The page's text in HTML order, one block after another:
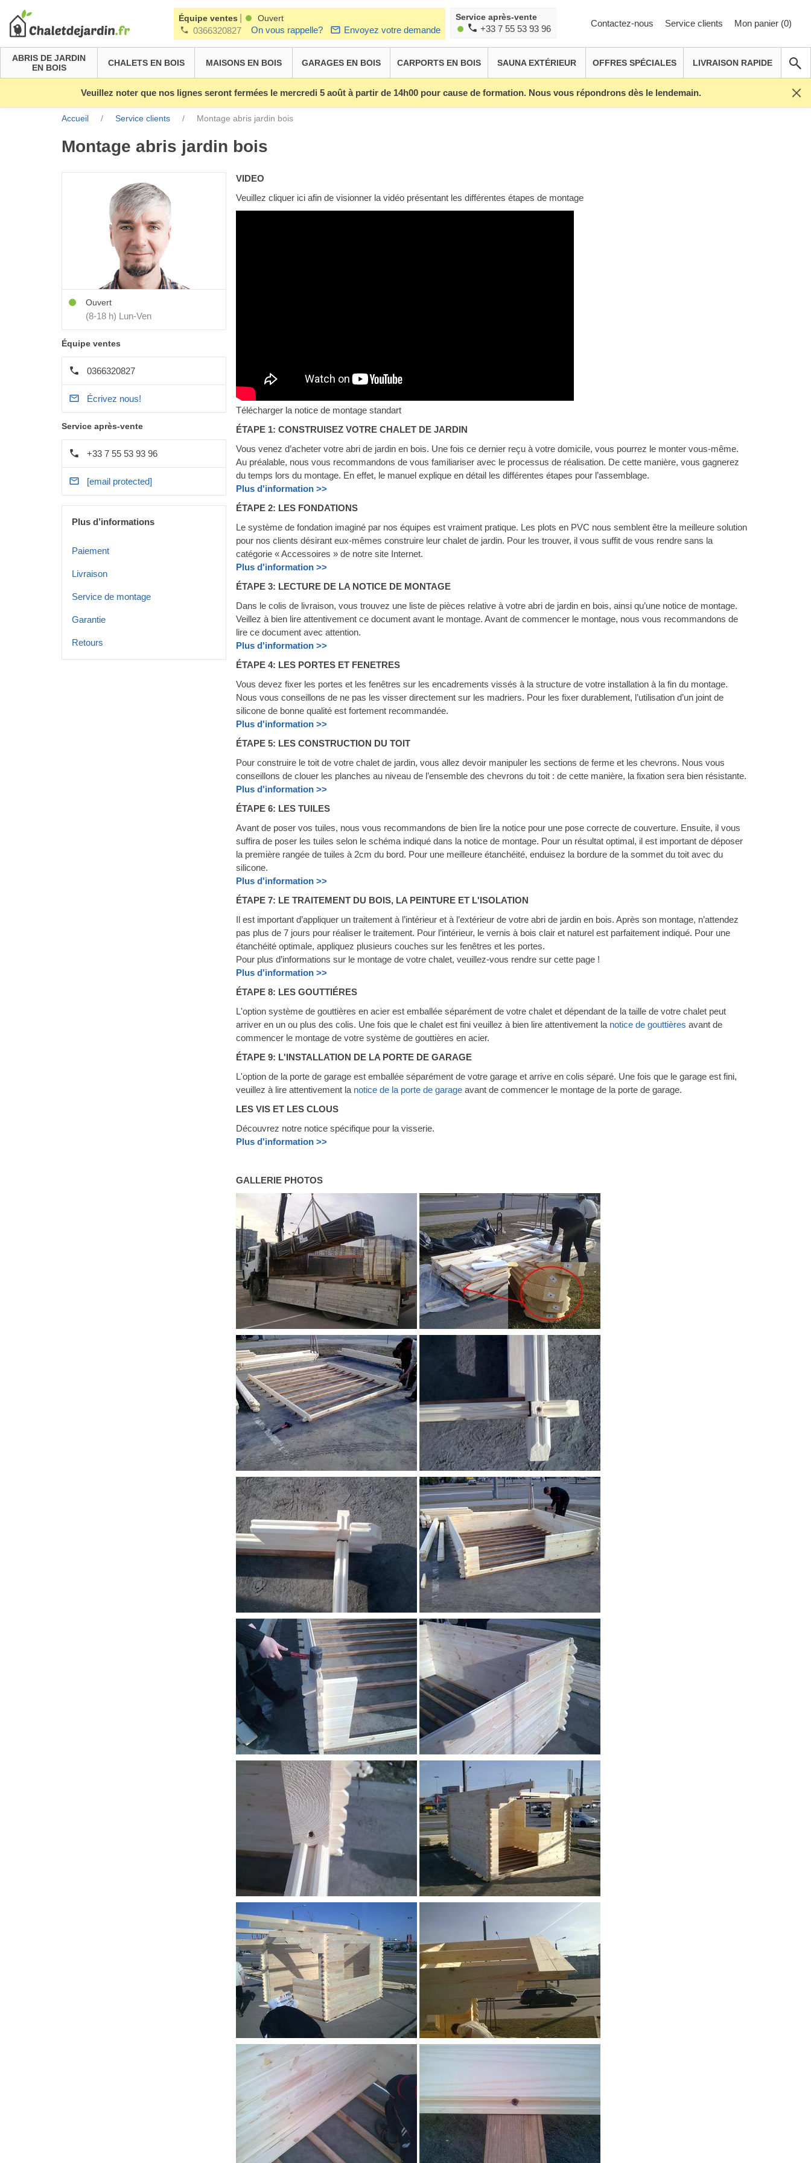
Équipe ventes Ouvert
0366320827 On vous rappelle? Envoyez votre demande
Service après-vente
+33 7 55 53 93 96
Contactez-nous Service clients Mon panier (0)
ABRIS DE JARDIN
EN BOIS
CHALETS EN BOIS MAISONS EN BOIS GARAGES EN BOIS CARPORTS EN BOIS SAUNA EXTÉRIEUR OFFRES SPÉCIALES LIVRAISON RAPIDE
Veuillez noter que nos lignes seront fermées le mercredi 5 août à partir de 14h00 pour cause de formation. Nous vous répondrons dès le lendemain.
Accueil / Service clients / Montage abris jardin bois
Montage abris jardin bois
Ouvert
(8-18 h) Lun-Ven
Équipe ventes
0366320827
Écrivez nous!
Service après-vente
+33 7 55 53 93 96
[email protected]
Plus d’informations
Paiement
Livraison
Service de montage
Garantie
Retours
VIDEO
Veuillez cliquer ici afin de visionner la vidéo présentant les différentes étapes de montage
Télécharger la notice de montage standart
ÉTAPE 1: CONSTRUISEZ VOTRE CHALET DE JARDIN
Vous venez d’acheter votre abri de jardin en bois. Une fois ce dernier reçu à votre domicile, vous pourrez le monter vous-même.
Au préalable, nous vous recommandons de vous familiariser avec le processus de réalisation. De cette manière, vous gagnerez
du temps lors du montage. En effet, le manuel explique en détail les différentes étapes pour l’assemblage.
Plus d'information >>
ÉTAPE 2: LES FONDATIONS
Le système de fondation imaginé par nos équipes est vraiment pratique. Les plots en PVC nous semblent être la meilleure solution
pour nos clients désirant eux-mêmes construire leur chalet de jardin. Pour les trouver, il vous suffit de vous rendre sans la
catégorie « Accessoires » de notre site Internet.
Plus d'information >>
ÉTAPE 3: LECTURE DE LA NOTICE DE MONTAGE
Dans le colis de livraison, vous trouvez une liste de pièces relative à votre abri de jardin en bois, ainsi qu’une notice de montage.
Veillez à bien lire attentivement ce document avant le montage. Avant de commencer le montage, nous vous recommandons de
lire ce document avec attention.
Plus d'information >>
ÉTAPE 4: LES PORTES ET FENETRES
Vous devez fixer les portes et les fenêtres sur les encadrements vissés à la structure de votre installation à la fin du montage.
Nous vous conseillons de ne pas les visser directement sur les madriers. Pour les fixer durablement, l’utilisation d’un joint de
silicone de bonne qualité est fortement recommandée.
Plus d'information >>
ÉTAPE 5: LES CONSTRUCTION DU TOIT
Pour construire le toit de votre chalet de jardin, vous allez devoir manipuler les sections de ferme et les chevrons. Nous vous
conseillons de clouer les planches au niveau de l’ensemble des chevrons du toit : de cette manière, la fixation sera bien résistante.
Plus d'information >>
ÉTAPE 6: LES TUILES
Avant de poser vos tuiles, nous vous recommandons de bien lire la notice pour une pose correcte de couverture. Ensuite, il vous
suffira de poser les tuiles selon le schéma indiqué dans la notice de montage. Pour un résultat optimal, il est important de déposer
la première rangée de tuiles à 2cm du bord. Pour une meilleure étanchéité, enduisez la bordure de la sommet du toit avec du
silicone.
Plus d'information >>
ÉTAPE 7: LE TRAITEMENT DU BOIS, LA PEINTURE ET L'ISOLATION
Il est important d’appliquer un traitement à l’intérieur et à l’extérieur de votre abri de jardin en bois. Après son montage, n’attendez
pas plus de 7 jours pour réaliser le traitement. Pour l’intérieur, le vernis à bois clair et naturel est parfaitement indiqué. Pour une
étanchéité optimale, appliquez plusieurs couches sur les fenêtres et les portes.
Pour plus d’informations sur le montage de votre chalet, veuillez-vous rendre sur cette page !
Plus d'information >>
ÉTAPE 8: LES GOUTTIÉRES
L'option système de gouttières en acier est emballée séparément de votre chalet et dépendant de la taille de votre chalet peut
arriver en un ou plus des colis. Une fois que le chalet est fini veuillez à bien lire attentivement la notice de gouttières avant de
commencer le montage de votre système de gouttières en acier.
ÉTAPE 9: L'INSTALLATION DE LA PORTE DE GARAGE
L'option de la porte de garage est emballée séparément de votre garage et arrive en colis séparé. Une fois que le garage est fini,
veuillez à lire attentivement la notice de la porte de garage avant de commencer le montage de la porte de garage.
LES VIS ET LES CLOUS
Découvrez notre notice spécifique pour la visserie.
Plus d'information >>
GALLERIE PHOTOS